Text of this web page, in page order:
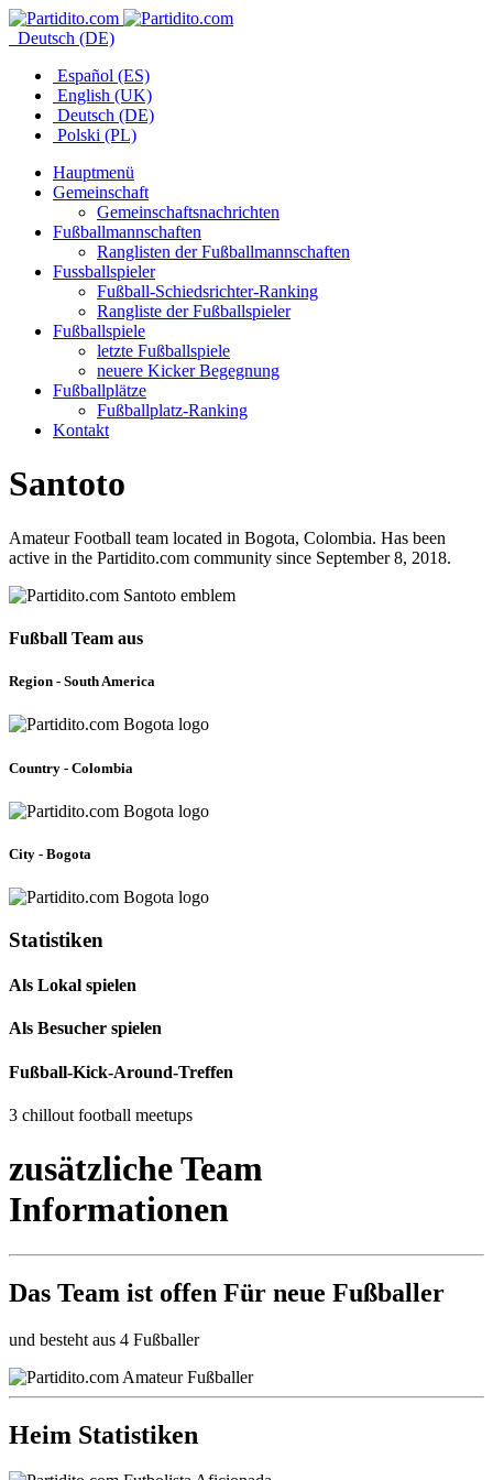
Deutsch (DE)
Español (ES)
English (UK)
Deutsch (DE)
Polski (PL)
Hauptmenü
Gemeinschaft
Gemeinschaftsnachrichten
Fußballmannschaften
Ranglisten der Fußballmannschaften
Fussballspieler
Fußball-Schiedsrichter-Ranking
Rangliste der Fußballspieler
Fußballspiele
letzte Fußballspiele
neuere Kicker Begegnung
Fußballplätze
Fußballplatz-Ranking
Kontakt
Santoto
Amateur Football team located in Bogota, Colombia. Has been
active in the Partidito.com community since September 8, 2018.
Fußball Team aus
Region - South America
Country - Colombia
City - Bogota
Statistiken
Als Lokal spielen
Als Besucher spielen
Fußball-Kick-Around-Treffen
3 chillout football meetups
zusätzliche Team
Informationen
Das Team ist offen Für neue Fußballer
und besteht aus 4 Fußballer
Heim Statistiken